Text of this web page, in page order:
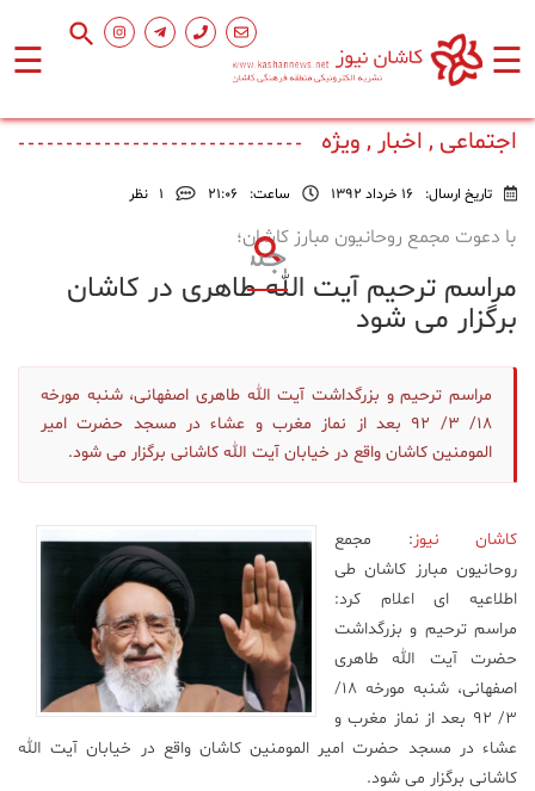
☰ ☰
اصلی
فرهنگ
هنر
ورزشی
محیط
علم
و
فناوری
عکس
پادکست
اجتماعی , اخبار , ویژه
تاریخ ارسال: 16 خرداد 1392 ساعت: ۲۱:۰۶ 1 نظر
با دعوت مجمع روحانیون مبارز کاشان؛
مراسم ترحیم آیت الله طاهری در کاشان
برگزار می شود
مراسم ترحیم و بزرگداشت آیت الله طاهری اصفهانی، شنبه مورخه
18/ 3/ 92 بعد از نماز مغرب و عشاء در مسجد حضرت امیر
المومنین کاشان واقع در خیابان آیت الله کاشانی برگزار می شود.
کاشان نیوز : مجمع
روحانیون مبارز کاشان طی
اطلاعیه ای اعلام کرد:
مراسم ترحیم و بزرگداشت
حضرت آیت الله طاهری
اصفهانی، شنبه مورخه 18/
3/ 92 بعد از نماز مغرب و
عشاء در مسجد حضرت امیر المومنین کاشان واقع در خیابان آیت الله
کاشانی برگزار می شود.